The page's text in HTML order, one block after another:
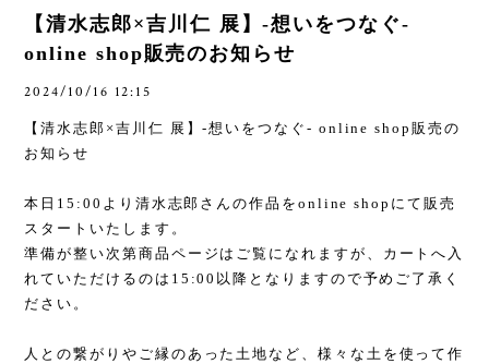
【清水志郎×吉川仁 展】-想いをつなぐ-
online shop販売のお知らせ
2024/10/16 12:15
【清水志郎 ×吉川仁 展】-想いをつなぐ - online shop 販売の
お知らせ
本日 15:00 より清水志郎さんの作品を online shop にて販売
スタートいたします。
準備が整い次第商品ページはご覧になれますが、カートへ入
れていただけるのは 15:00 以降となりますので予めご了承く
ださい。
人との繋がりやご縁のあった土地など、様々な土を使って作